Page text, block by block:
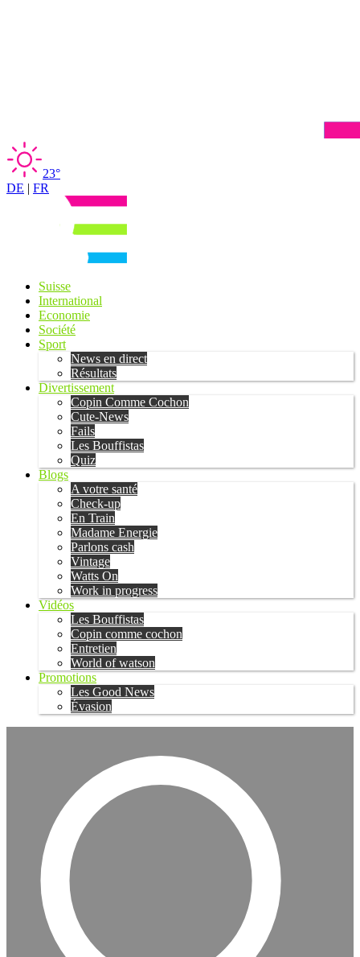
23°
DE | FR
Suisse
International
Economie
Société
Sport
News en direct
Résultats
Divertissement
Copin Comme Cochon
Cute-News
Fails
Les Bouffistas
Quiz
Blogs
A votre santé
Check-up
En Train
Madame Energie
Parlons cash
Vintage
Watts On
Work in progress
Vidéos
Les Bouffistas
Copin comme cochon
Entretien
World of watson
Promotions
Les Good News
Évasion